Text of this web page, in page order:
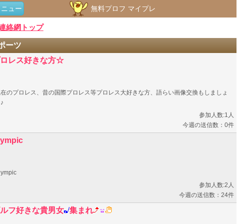
ュー 無料プロフ マイプレ
絡網トップ
ーツ
レス好きな方☆
のプロレス、昔の国際プロレス等プロレス大好きな方、語らい画像交換もしましょ
参加人数:1人
今週の送信数：0件
参加人数:2人
今週の送信数：24件
フ好きな貴男女 集まれ